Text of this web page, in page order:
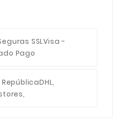
SSLVisa -
Pago
RepúblicaDHL,